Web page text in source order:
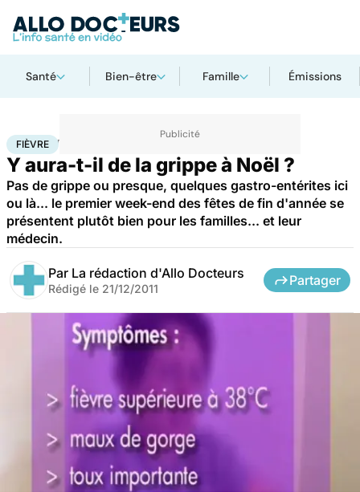
Santé Bien-être Famille Émissions
AccueilFamille
FIÈVRE
Y aura-t-il de la grippe à Noël ?
Pas de grippe ou presque, quelques gastro-entérites ici
ou là... le premier week-end des fêtes de fin d'année se
présentent plutôt bien pour les familles... et leur
médecin.
Par La rédaction d'Allo Docteurs
Rédigé le 21/12/2011
Partager